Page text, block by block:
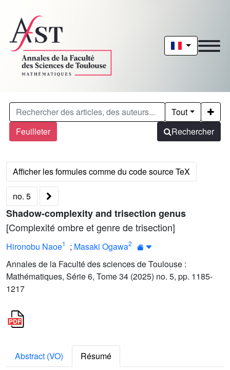
Feuilleter
Tout
Rechercher
no. 5
Shadow-complexity and trisection genus
[Complexité ombre et genre de trisection]
Hironobu Naoe1 ; Masaki Ogawa2
Annales de la Faculté des sciences de Toulouse :
Mathématiques, Série 6, Tome 34 (2025) no. 5, pp. 1185-
1217
Abstract (VO)
Résumé